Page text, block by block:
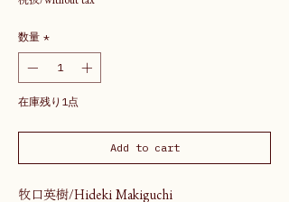
数量 *
在庫残り1点
Add to cart
牧口英樹/Hideki Makiguchi